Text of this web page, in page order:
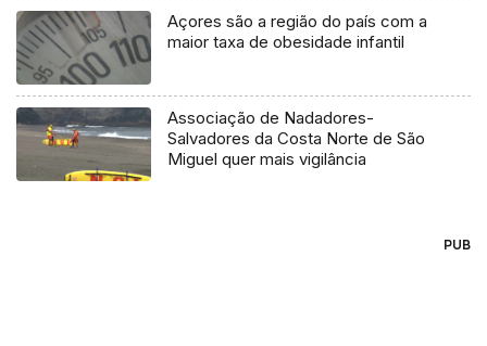
Açores são a região do país com a
maior taxa de obesidade infantil
Associação de Nadadores-
Salvadores da Costa Norte de São
Miguel quer mais vigilância
PUB